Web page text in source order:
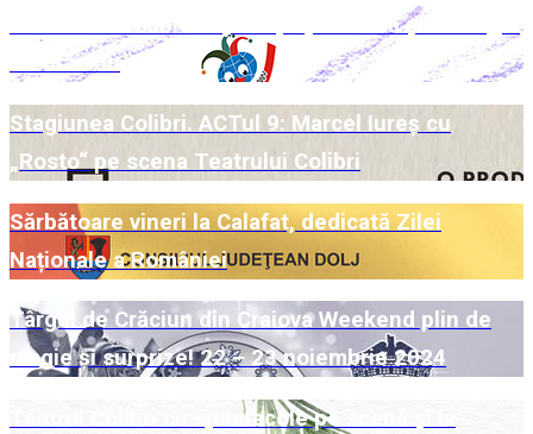
Week-end Colibri cu povești pe scenă și la Târgul
de Crăciun
Stagiunea Colibri. ACTul 9: Marcel Iureș cu
„Rosto“ pe scena Teatrului Colibri
Sărbătoare vineri la Calafat, dedicată Zilei
Naționale a României
Târgul de Crăciun din Craiova Weekend plin de
magie și surprize! 22 – 23 noiembrie 2024
Teatrul Colibri cu spectacole pe scenă și la